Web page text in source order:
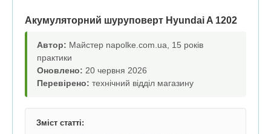
Акумуляторний шуруповерт Hyundai A 1202
Автор: Майстер napolke.com.ua, 15 років
практики
Оновлено: 20 червня 2026
Перевірено: технічний відділ магазину
Зміст статті: